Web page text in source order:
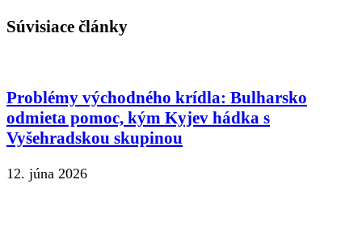
Súvisiace články
Problémy východného krídla: Bulharsko
odmieta pomoc, kým Kyjev hádka s
Vyšehradskou skupinou
12. júna 2026